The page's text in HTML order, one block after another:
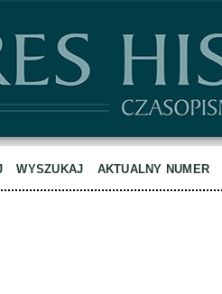
WYSZUKAJ AKTUALNY NUMER